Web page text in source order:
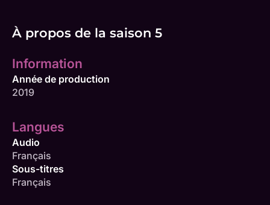
À propos de la saison 5
Information
Année de production
2019
Langues
Audio
Français
Sous-titres
Français